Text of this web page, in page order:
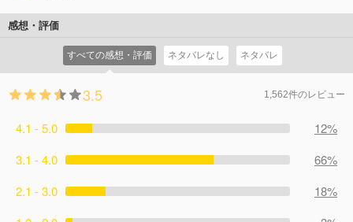
感想・評価
すべての感想・評価 ネタバレなし ネタバレ
3.5 1,562件のレビュー
4.1 - 5.0
12%
3.1 - 4.0
66%
2.1 - 3.0
18%